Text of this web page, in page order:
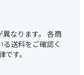
なります。 各商
送料をご確認く
す。